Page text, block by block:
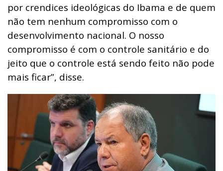
por crendices ideológicas do Ibama e de quem
não tem nenhum compromisso com o
desenvolvimento nacional. O nosso
compromisso é com o controle sanitário e do
jeito que o controle está sendo feito não pode
mais ficar”, disse.